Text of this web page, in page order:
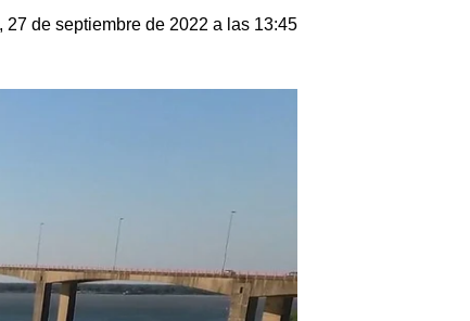
27 de septiembre de 2022 a las 13:45